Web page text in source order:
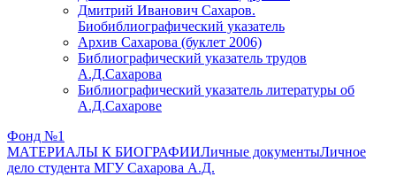
Дмитрий Иванович Сахаров.
Биобиблиографический указатель
Архив Сахарова (буклет 2006)
Библиографический указатель трудов
А.Д.Сахарова
Библиографический указатель литературы об
А.Д.Сахарове
Фонд №1
МАТЕРИАЛЫ К БИОГРАФИИЛичные документыЛичное
дело студента МГУ Сахарова А.Д.